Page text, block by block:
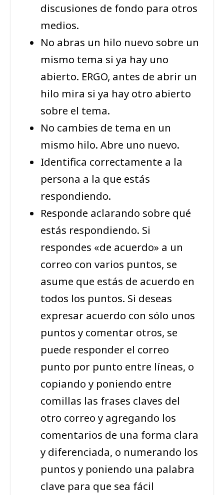
discusiones de fondo para otros
medios.
No abras un hilo nuevo sobre un
mismo tema si ya hay uno
abierto. ERGO, antes de abrir un
hilo mira si ya hay otro abierto
sobre el tema.
No cambies de tema en un
mismo hilo. Abre uno nuevo.
Identifica correctamente a la
persona a la que estás
respondiendo.
Responde aclarando sobre qué
estás respondiendo. Si
respondes «de acuerdo» a un
correo con varios puntos, se
asume que estás de acuerdo en
todos los puntos. Si deseas
expresar acuerdo con sólo unos
puntos y comentar otros, se
puede responder el correo
punto por punto entre líneas, o
copiando y poniendo entre
comillas las frases claves del
otro correo y agregando los
comentarios de una forma clara
y diferenciada, o numerando los
puntos y poniendo una palabra
clave para que sea fácil